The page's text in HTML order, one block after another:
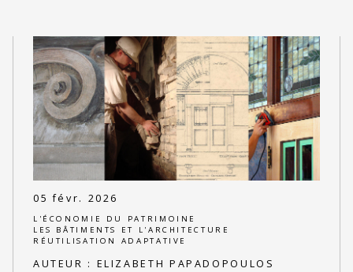
05 févr. 2026
L'ÉCONOMIE DU PATRIMOINE
LES BÂTIMENTS ET L'ARCHITECTURE
RÉUTILISATION ADAPTATIVE
AUTEUR : ELIZABETH PAPADOPOULOS